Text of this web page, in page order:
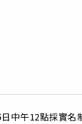
中午12點採實名